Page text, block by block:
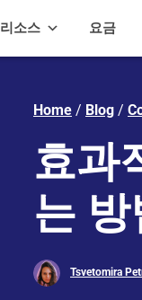
리소스 요금
Home / Blog /
효과
는
Tsvetomira